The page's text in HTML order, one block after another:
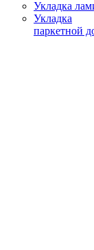
Укладка
Укладка
паркетной